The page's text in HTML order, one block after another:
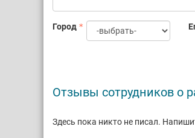
Город
Отзывы сотрудников о
Здесь пока никто не писал.